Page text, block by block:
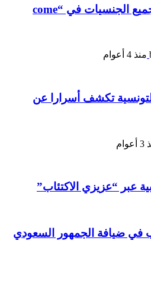
الشاب خالد يوحّد جميع الجنسيات في “come
منذ 4 أعوام
تكشف أسرارا عن
عبر “عزيزي الاكتئاب”
في ضيافة الجمهور السعودي